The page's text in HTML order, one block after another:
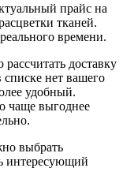
прайс на
тканей.
времени.
доставку
нет вашего
удобный.
чаще выгоднее
выбрать
интересующий